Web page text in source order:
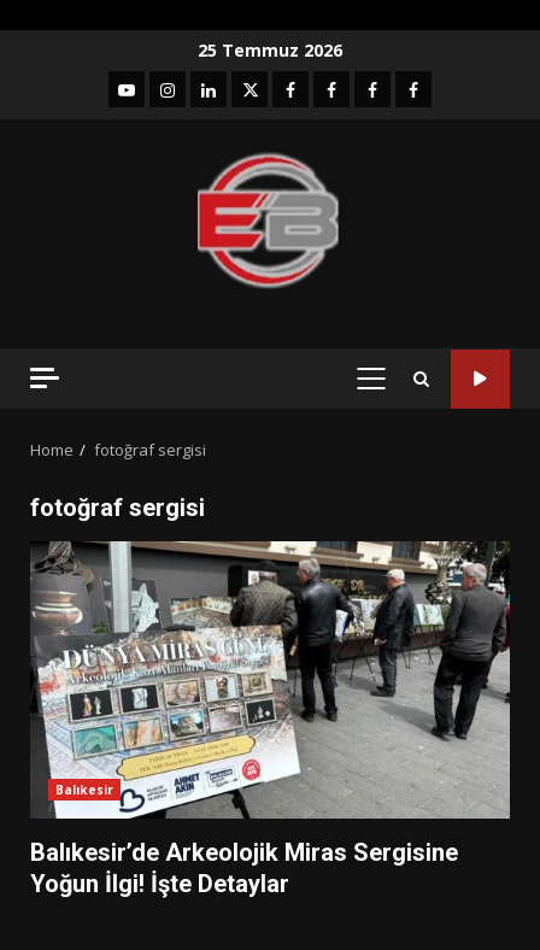
25 Temmuz 2026
YouTubeInstagram
LinkedIntwitterfacebook-Facebook-
Facebook-Facebook-
PRIMARY
Home fotoğraf sergisi
fotoğraf sergisi
Balıkesir
Balıkesir’de Arkeolojik Miras Sergisine
Yoğun İlgi! İşte Detaylar